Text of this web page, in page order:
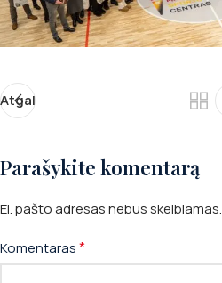
Atgal
Parašykite komentarą
El. pašto adresas nebus skelbiamas.
Komentaras*